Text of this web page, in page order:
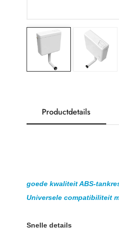
Productdetails
goede kwaliteitABS-
Universele compatibiliteit
Snelle details